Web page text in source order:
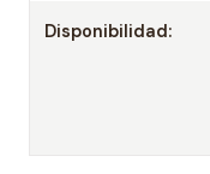
Disponibilidad: